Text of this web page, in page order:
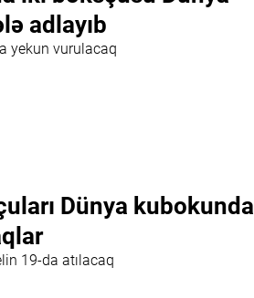
adlayıb
yekun vurulacaq
Dünya kubokunda
19-da atılacaq